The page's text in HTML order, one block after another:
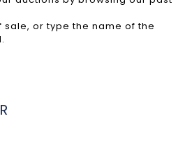
or type the name of the